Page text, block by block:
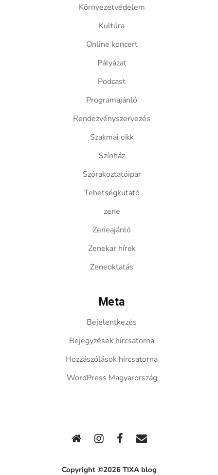
Környezetvédelem
Kultúra
Online koncert
Pályázat
Podcast
Programajánló
Rendezvényszervezés
Szakmai cikk
Színház
Szórakoztatóipar
Tehetségkutató
zene
Zeneajánló
Zenekar hírek
Zeneoktatás
Meta
Bejelentkezés
Bejegyzések hírcsatorna
Hozzászólások hírcsatorna
WordPress Magyarország
Copyright ©2026 TIXA blog